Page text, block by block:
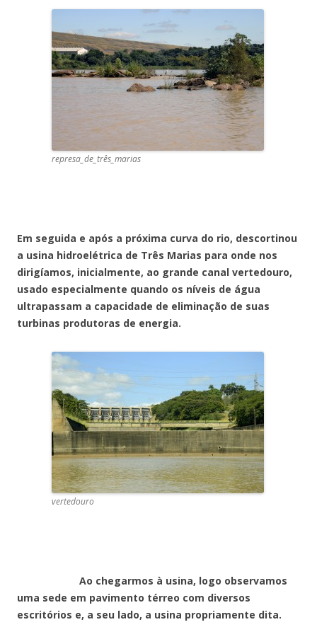
represa_de_três_marias
Em seguida e após a próxima curva do rio, descortinou
a usina hidroelétrica de Três Marias para onde nos
dirigíamos, inicialmente, ao grande canal vertedouro,
usado especialmente quando os níveis de água
ultrapassam a capacidade de eliminação de suas
turbinas produtoras de energia.
vertedouro
Ao chegarmos à usina, logo observamos
uma sede em pavimento térreo com diversos
escritórios e, a seu lado, a usina propriamente dita.